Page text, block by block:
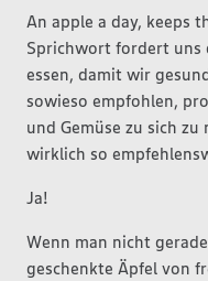
An apple a day, keeps
Sprichwort fordert uns
essen, damit wir
sowieso empfohlen,
und Gemüse zu sich
wirklich so
Ja!
Wenn man nicht
geschenkte Äpfel von